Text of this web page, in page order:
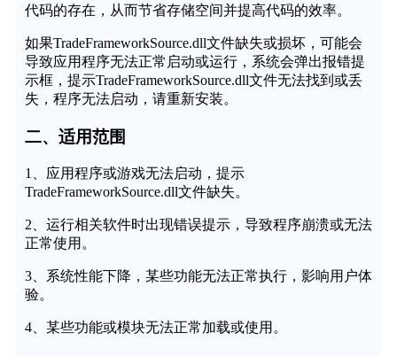
代码的存在，从而节省存储空间并提高代码的效率。
如果TradeFrameworkSource.dll文件缺失或损坏，可能会
导致应用程序无法正常启动或运行，系统会弹出报错提
示框，提示TradeFrameworkSource.dll文件无法找到或丢
失，程序无法启动，请重新安装。
二、适用范围
1、应用程序或游戏无法启动，提示
TradeFrameworkSource.dll文件缺失。
2、运行相关软件时出现错误提示，导致程序崩溃或无法
正常使用。
3、系统性能下降，某些功能无法正常执行，影响用户体
验。
4、某些功能或模块无法正常加载或使用。